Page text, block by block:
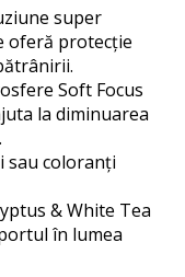
super
oferă protecție
Soft Focus
la diminuarea
sau coloranți
& White Tea
în lumea